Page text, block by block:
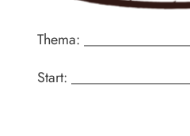
Thema: ________________
Start: __________________